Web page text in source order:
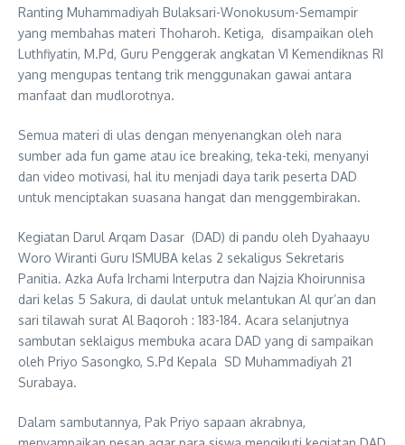
Ranting Muhammadiyah Bulaksari-Wonokusum-Semampir
yang membahas materi Thoharoh. Ketiga, disampaikan oleh
Luthfiyatin, M.Pd, Guru Penggerak angkatan VI Kemendiknas RI
yang mengupas tentang trik menggunakan gawai antara
manfaat dan mudlorotnya.
Semua materi di ulas dengan menyenangkan oleh nara
sumber ada fun game atau ice breaking, teka-teki, menyanyi
dan video motivasi, hal itu menjadi daya tarik peserta DAD
untuk menciptakan suasana hangat dan menggembirakan.
Kegiatan Darul Arqam Dasar (DAD) di pandu oleh Dyahaayu
Woro Wiranti Guru ISMUBA kelas 2 sekaligus Sekretaris
Panitia. Azka Aufa Irchami Interputra dan Najzia Khoirunnisa
dari kelas 5 Sakura, di daulat untuk melantukan Al qur’an dan
sari tilawah surat Al Baqoroh : 183-184. Acara selanjutnya
sambutan seklaigus membuka acara DAD yang di sampaikan
oleh Priyo Sasongko, S.Pd Kepala SD Muhammadiyah 21
Surabaya.
Dalam sambutannya, Pak Priyo sapaan akrabnya,